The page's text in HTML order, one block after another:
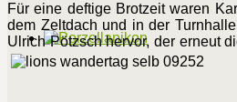
Für eine deftige Brotzeit waren
dem Zeltdach und in der
Ulrich Pötzsch hervor, der erneut